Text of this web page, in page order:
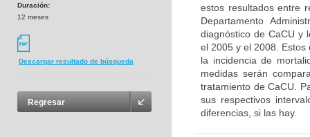
Duración:
12 meses
Descargar resultado de búsqueda
Regresar
estos resultados entre
Departamento
diagnóstico de CaCU y
el 2005 y el 2008.
la incidencia de
medidas serán
tratamiento de CaCU.
sus respectivos
diferencias, si las hay.